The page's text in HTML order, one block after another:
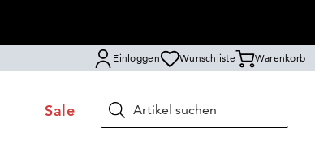
Einloggen Wunschliste Warenkorb
Sale Suchen